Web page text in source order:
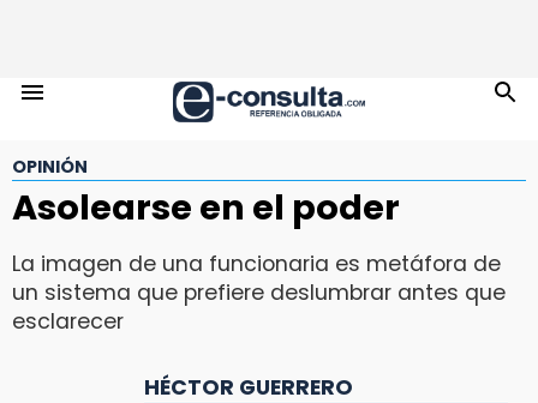
OPINIÓN
Asolearse en el poder
La imagen de una funcionaria es metáfora de
un sistema que prefiere deslumbrar antes que
esclarecer
HÉCTOR GUERRERO